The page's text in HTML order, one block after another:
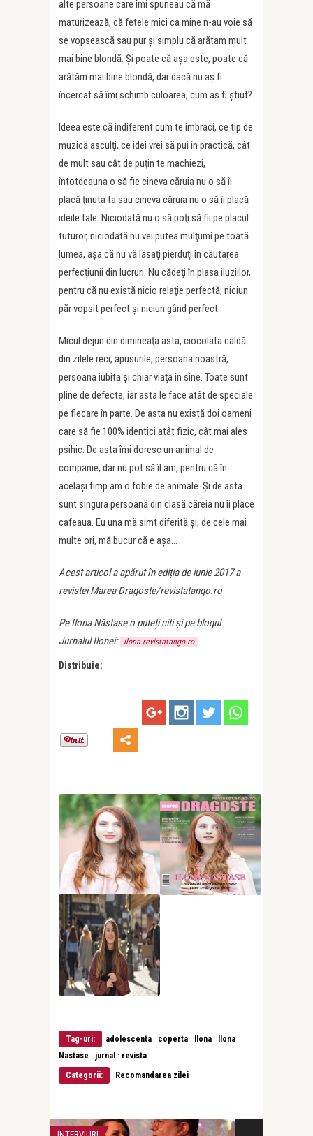
alte persoane care îmi spuneau că mă
maturizează, că fetele mici ca mine n-au voie să
se vopsească sau pur și simplu că arătam mult
mai bine blondă. Şi poate că aşa este, poate că
arătăm mai bine blondă, dar dacă nu aş fi
încercat să îmi schimb culoarea, cum aş fi ştiut?
Ideea este că indiferent cum te îmbraci, ce tip de
muzică asculţi, ce idei vrei să pui în practică, cât
de mult sau cât de puţin te machiezi,
întotdeauna o să fie cineva căruia nu o să îi
placă ţinuta ta sau cineva căruia nu o să îi placă
ideile tale. Niciodată nu o să poţi să fii pe placul
tuturor, niciodată nu vei putea mulţumi pe toată
lumea, aşa că nu vă lăsaţi pierduţi în căutarea
perfecţiunii din lucruri. Nu cădeţi în plasa iluziilor,
pentru că nu există nicio relaţie perfectă, niciun
păr vopsit perfect şi niciun gând perfect.
Micul dejun din dimineaţa asta, ciocolata caldă
din zilele reci, apusurile, persoana noastră,
persoana iubita şi chiar viaţa în sine. Toate sunt
pline de defecte, iar asta le face atât de speciale
pe fiecare în parte. De asta nu există doi oameni
care să fie 100% identici atât fizic, cât mai ales
psihic. De asta îmi doresc un animal de
companie, dar nu pot să îl am, pentru că în
același timp am o fobie de animale. Și de asta
sunt singura persoană din clasă căreia nu îi place
cafeaua. Eu una mă simt diferită și, de cele mai
multe ori, mă bucur că e așa…
Acest articol a apărut în ediția de iunie 2017 a
revistei Marea Dragoste/revistatango.ro
Pe Ilona Năstase o puteți citi și pe blogul
Jurnalul Ilonei: ilona.revistatango.ro
Distribuie:
Tag-uri: adolescenta · coperta · Ilona ·
Ilona
Nastase · jurnal · revista
Categorii:
Recomandarea zilei